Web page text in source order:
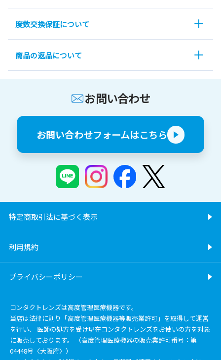
度数交換保証について
商品の返品について
お問い合わせ
お問い合わせフォームはこちら
特定商取引法に基づく表示
利用規約
プライバシーポリシー
コンタクトレンズは高度管理医療機器です。
当店は法律に則り「高度管理医療機器等販売業許可」を取得して運営
を行い、 医師の処方を受け現在コンタクトレンズをお使いの方を対象
に販売しております。 （高度管理医療機器の販売業許可番号：第
04448号〈大阪府〉）